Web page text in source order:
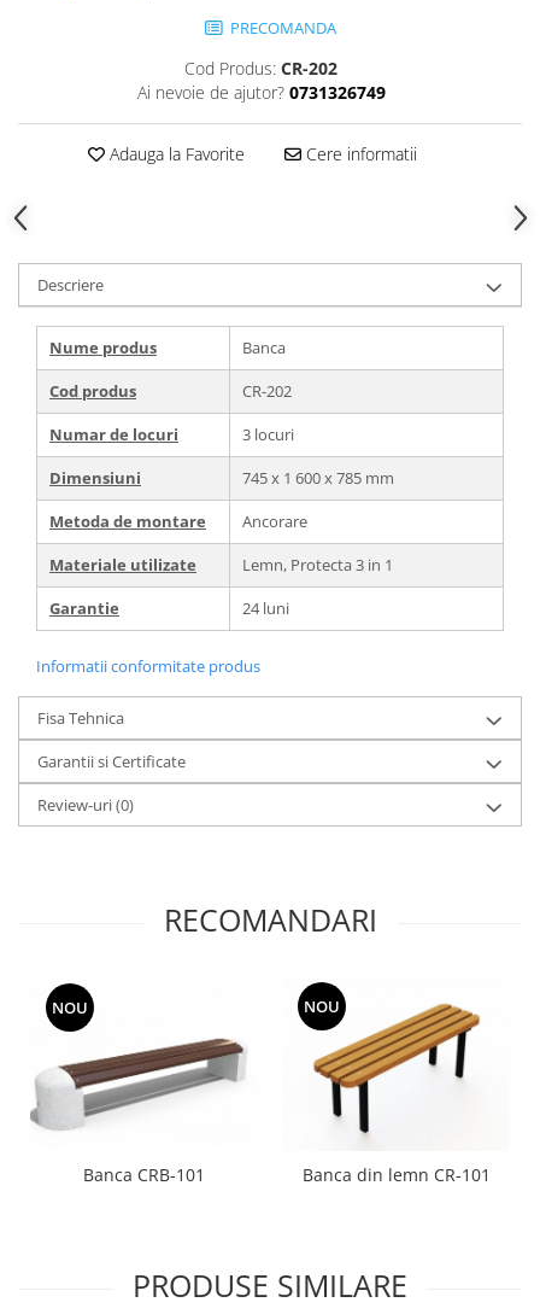
PRECOMANDA
Cod Produs: CR-202
Ai nevoie de ajutor? 0731326749
Adauga la Favorite Cere informatii
Descriere
Nume produs
Banca
Cod produs
CR-202
Numar de locuri
3 locuri
Dimensiuni
745 х 1 600 x 785 mm
Metoda de montare
Ancorare
Materiale utilizate
Lemn, Protecta 3 in 1
Garantie
24 luni
Informatii conformitate produs
Fisa Tehnica
Garantii si Certificate
Review-uri(0)
RECOMANDARI
NOU
Banca CRB-101
NOU
Banca din lemn CR-101
PRODUSE SIMILARE